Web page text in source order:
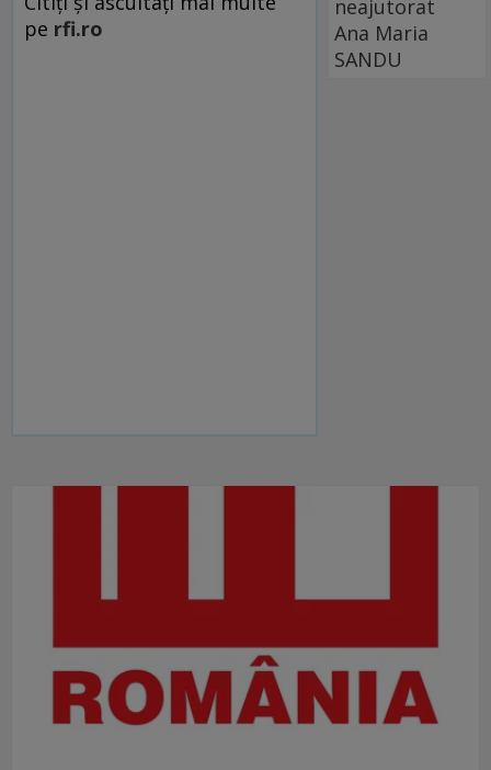
pe rfi.ro
neajutorat
Ana Maria
SANDU